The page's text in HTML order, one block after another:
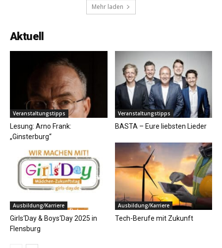
Mehr laden
Aktuell
Veranstaltungstipps
Lesung: Arno Frank:
„Ginsterburg“
Veranstaltungstipps
BASTA – Eure liebsten Lieder
Ausbildung/Karriere
Girls‘Day & Boys‘Day 2025 in
Flensburg
Ausbildung/Karriere
Tech-Berufe mit Zukunft